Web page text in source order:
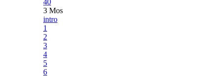
3 Mos
intro
1
2
3
4
5
6